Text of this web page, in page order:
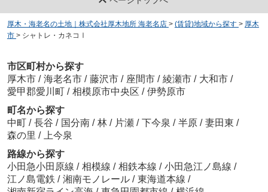
厚木・海老名の土地｜株式会社厚木地所 海老名店 > (賃貸)地域から探す > 厚木
市 > シャトレ・カネコⅠ
市区町村から探す
厚木市 / 海老名市 / 藤沢市 / 座間市 / 綾瀬市 / 大和市 /
愛甲郡愛川町 / 相模原市中央区 / 伊勢原市
町名から探す
中町 / 長谷 / 国分南 / 林 / 片瀬 / 下今泉 / 半原 / 妻田東 /
森の里 /
上今泉
路線から探す
小田急小田原線 / 相模線 / 相鉄本線 / 小田急江ノ島線 /
江ノ島電鉄 / 湘南モノレール / 東海道本線 /